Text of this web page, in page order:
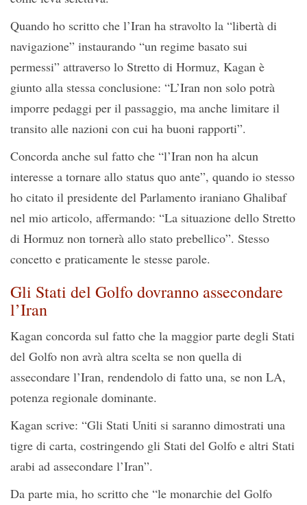
Quando ho scritto che l’Iran ha stravolto la “libertà di
navigazione” instaurando “un regime basato sui
permessi” attraverso lo Stretto di Hormuz, Kagan è
giunto alla stessa conclusione: “L’Iran non solo potrà
imporre pedaggi per il passaggio, ma anche limitare il
transito alle nazioni con cui ha buoni rapporti”.
Concorda anche sul fatto che “l’Iran non ha alcun
interesse a tornare allo status quo ante”, quando io stesso
ho citato il presidente del Parlamento iraniano Ghalibaf
nel mio articolo, affermando: “La situazione dello Stretto
di Hormuz non tornerà allo stato prebellico”. Stesso
concetto e praticamente le stesse parole.
Gli Stati del Golfo dovranno assecondare
l’Iran
Kagan concorda sul fatto che la maggior parte degli Stati
del Golfo non avrà altra scelta se non quella di
assecondare l’Iran, rendendolo di fatto una, se non LA,
potenza regionale dominante.
Kagan scrive: “Gli Stati Uniti si saranno dimostrati una
tigre di carta, costringendo gli Stati del Golfo e altri Stati
arabi ad assecondare l’Iran”.
Da parte mia, ho scritto che “le monarchie del Golfo